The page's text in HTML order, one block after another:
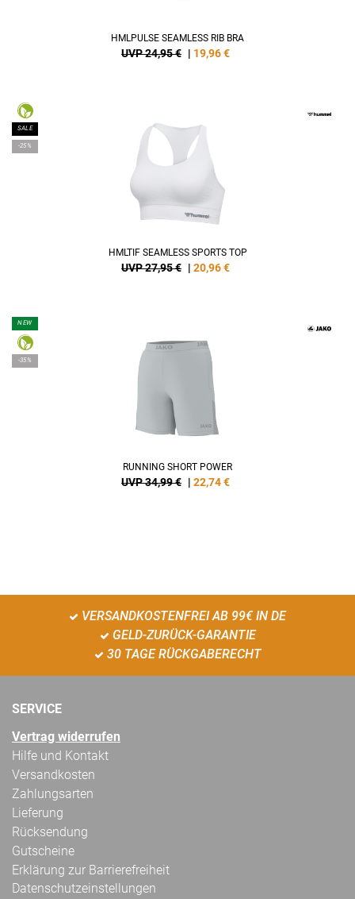
HMLPULSE SEAMLESS RIB BRA
UVP 24,95 € | 19,96€
SALE
-25%
HMLTIF SEAMLESS SPORTS TOP
UVP 27,95 € | 20,96€
NEW
-35%
RUNNING SHORT POWER
UVP 34,99 € | 22,74€
VERSANDKOSTENFREI AB 99€ IN DE
GELD-ZURÜCK-GARANTIE
30 TAGE RÜCKGABERECHT
SERVICE
Vertrag widerrufen
Hilfe und Kontakt
Versandkosten
Zahlungsarten
Lieferung
Rücksendung
Gutscheine
Erklärung zur Barrierefreiheit
Datenschutzeinstellungen